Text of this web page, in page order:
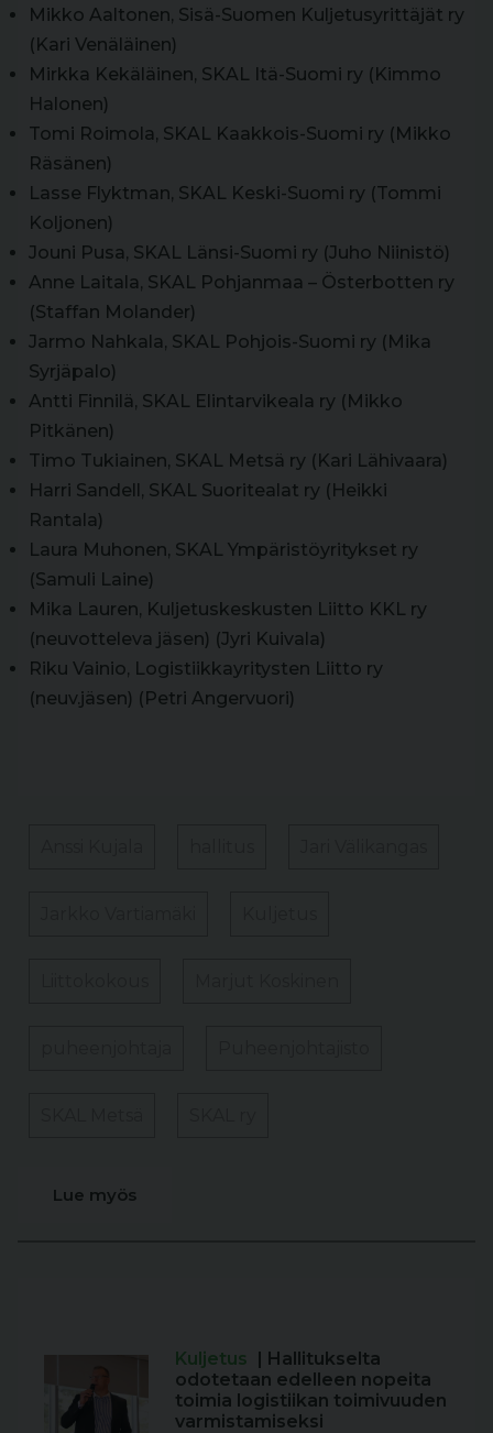
Mikko Aaltonen, Sisä-Suomen Kuljetusyrittäjät ry
(Kari Venäläinen)
Mirkka Kekäläinen, SKAL Itä-Suomi ry (Kimmo
Halonen)
Tomi Roimola, SKAL Kaakkois-Suomi ry (Mikko
Räsänen)
Lasse Flyktman, SKAL Keski-Suomi ry (Tommi
Koljonen)
Jouni Pusa, SKAL Länsi-Suomi ry (Juho Niinistö)
Anne Laitala, SKAL Pohjanmaa – Österbotten ry
(Staffan Molander)
Jarmo Nahkala, SKAL Pohjois-Suomi ry (Mika
Syrjäpalo)
Antti Finnilä, SKAL Elintarvikeala ry (Mikko
Pitkänen)
Timo Tukiainen, SKAL Metsä ry (Kari Lähivaara)
Harri Sandell, SKAL Suoritealat ry (Heikki
Rantala)
Laura Muhonen, SKAL Ympäristöyritykset ry
(Samuli Laine)
Mika Lauren, Kuljetuskeskusten Liitto KKL ry
(neuvotteleva jäsen) (Jyri Kuivala)
Riku Vainio, Logistiikkayritysten Liitto ry
(neuv.jäsen) (Petri Angervuori)
Lue myös
Kuljetus | Hallitukselta
odotetaan edelleen nopeita
toimia logistiikan toimivuuden
varmistamiseksi